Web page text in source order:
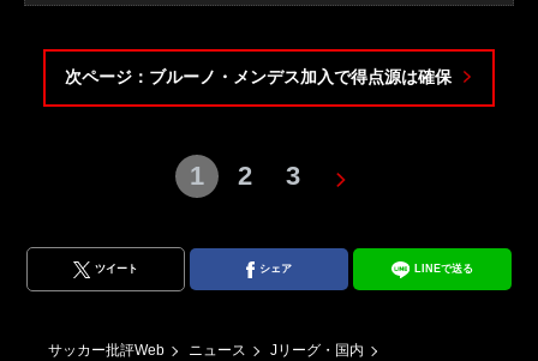
次ページ：ブルーノ・メンデス加入で得点源は確保
1 2 3
ツイート シェア LINEで送る
サッカー批評Web ニュース
Jリーグ・国内